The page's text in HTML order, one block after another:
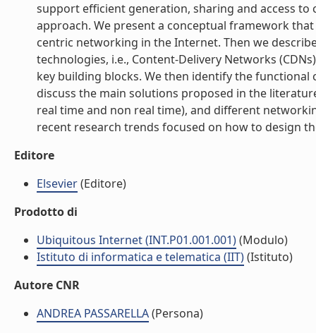
support efficient generation, sharing and access
approach. We present a conceptual framework
centric networking in the Internet. Then we
technologies, i.e., Content-Delivery Networks
key building blocks. We then identify the
discuss the main solutions proposed in the
real time and non real time), and different
recent research trends focused on how to design
Editore
Elsevier(Editore)
Prodotto di
Ubiquitous Internet (INT.P01.001.001)(Modulo)
Istituto di informatica e telematica (IIT)(Istituto)
Autore CNR
ANDREA PASSARELLA(Persona)